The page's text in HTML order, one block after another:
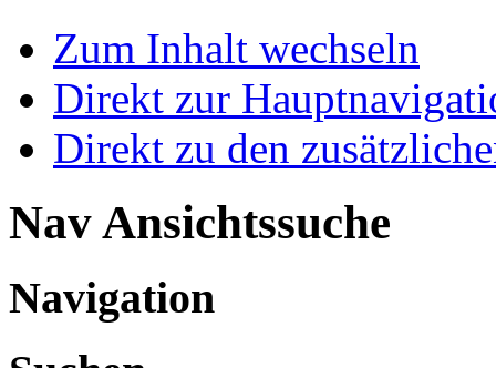
Zum Inhalt wechseln
Direkt zur
Direkt zu den
Nav Ansichtssuche
Navigation